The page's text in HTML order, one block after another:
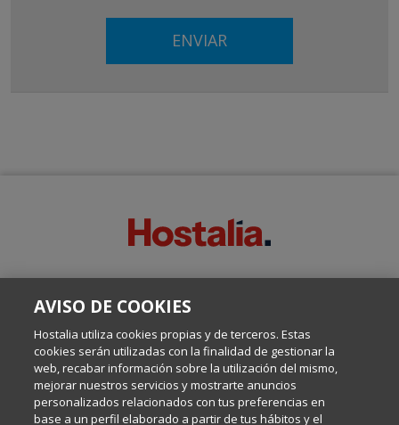
Escrito por el equipo de Comunicación de Hostalia, dirigido por
Internet y Tecnología.
Política de privacidad
AVISO DE COOKIES
Hostalia utiliza cookies propias y de terceros. Estas
cookies serán utilizadas con la finalidad de gestionar la
web, recabar información sobre la utilización del mismo,
mejorar nuestros servicios y mostrarte anuncios
personalizados relacionados con tus preferencias en
base a un perfil elaborado a partir de tus hábitos y el